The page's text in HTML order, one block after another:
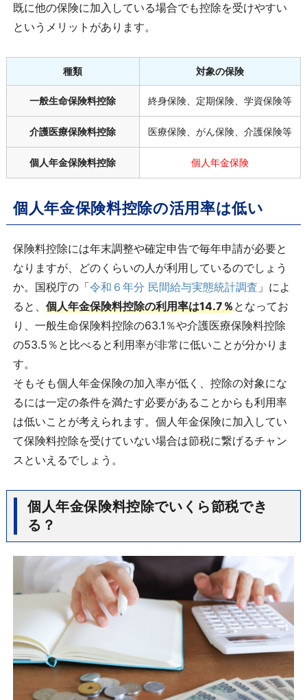
既に他の保険に加入している場合でも控除を受けやすい
というメリットがあります。
種類 対象の保険
一般生命保険料控除 終身保険、定期保険、学資保険等
介護医療保険料控除 医療保険、がん保険、介護保険等
個人年金保険料控除 個人年金保険
個人年金保険料控除の活用率は低い
保険料控除には年末調整や確定申告で毎年申請が必要と
なりますが、どのくらいの人が利用しているのでしょう
か。国税庁の「令和６年分 民間給与実態統計調査 」によ
ると、 個人年金保険料控除の利用率は14.7％となってお
り、一般生命保険料控除の63.1％や介護医療保険料控除
の53.5％と比べると利用率が非常に低いことが分かりま
す。
そもそも個人年金保険の加入率が低く、控除の対象にな
るには一定の条件を満たす必要があることからも利用率
は低いことが考えられます。個人年金保険に加入してい
て保険料控除を受けていない場合は節税に繋げるチャン
スといえるでしょう。
個人年金保険料控除でいくら節税でき
る？